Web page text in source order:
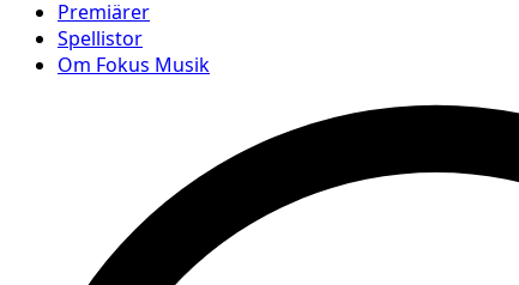
Premiärer
Spellistor
Om Fokus Musik